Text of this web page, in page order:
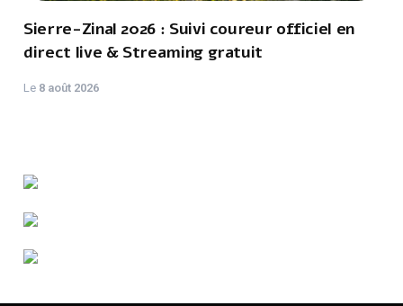
Sierre-Zinal 2026 : Suivi coureur officiel en
direct live & Streaming gratuit
Le 8 août 2026